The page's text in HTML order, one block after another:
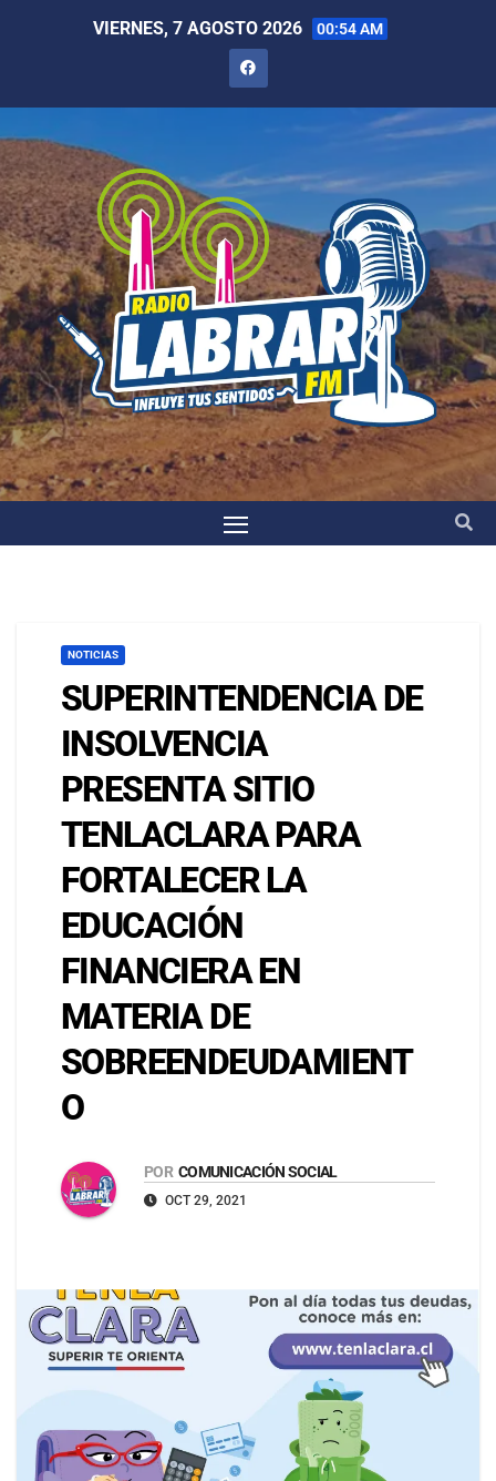
VIERNES, 7 AGOSTO 2026 00:54 AM
NOTICIAS
SUPERINTENDENCIA DE
INSOLVENCIA
PRESENTA SITIO
TENLACLARA PARA
FORTALECER LA
EDUCACIÓN
FINANCIERA EN
MATERIA DE
SOBREENDEUDAMIENT
O
POR COMUNICACIÓN SOCIAL
OCT 29, 2021